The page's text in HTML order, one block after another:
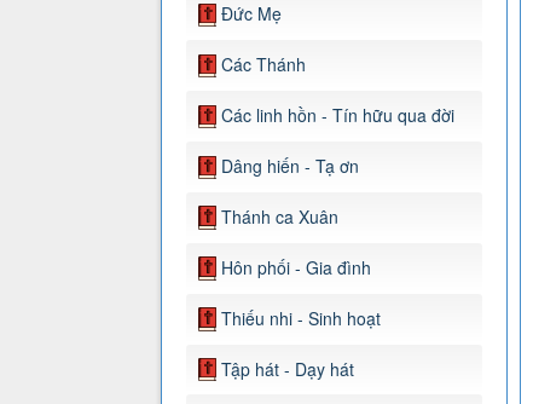
Đức Mẹ
Các Thánh
Các linh hồn - Tín hữu qua đời
Dâng hiến - Tạ ơn
Thánh ca Xuân
Hôn phối - Gia đình
Thiếu nhi - Sinh hoạt
Tập hát - Dạy hát